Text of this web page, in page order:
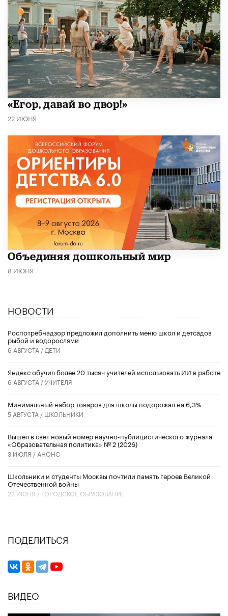
«Егор, давай во двор!»
22 ИЮНЯ
​Объединяя дошкольный мир
8 ИЮНЯ
НОВОСТИ
Роспотребнадзор предложил дополнить меню школ и детсадов
рыбой и водорослями
6 АВГУСТА / ДЕТИ
​Яндекс обучил более 20 тысяч учителей использовать ИИ в работе
6 АВГУСТА /УЧИТЕЛЯ
Минимальный набор товаров для школы подорожал на 6,3%
5 АВГУСТА / ШКОЛЬНИКИ
Вышел в свет новый номер научно-публицистического журнала
«Образовательная политика» № 2 (2026)
3 ИЮЛЯ / АНОНС
Школьники и студенты Москвы почтили память героев Великой
Отечественной войны
22 ИЮНЯ / ГОРОДСКОЕ ОБРАЗОВАНИЕ
ПОДЕЛИТЬСЯ
ВИДЕО